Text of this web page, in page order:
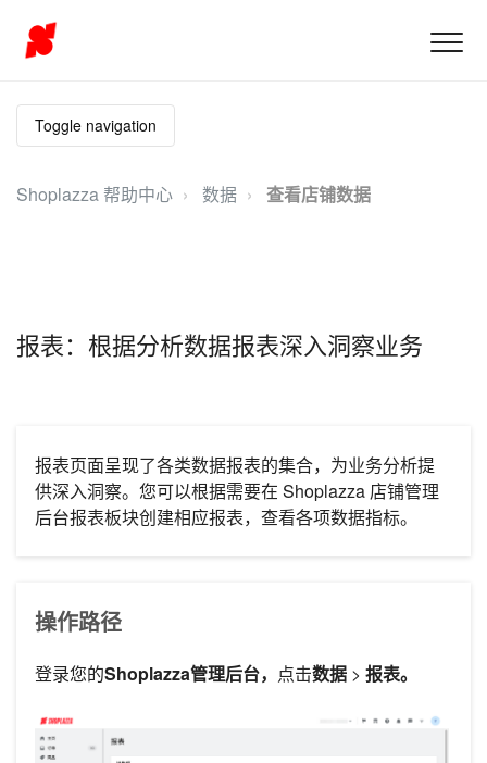
Toggle navigation
Shoplazza 帮助中心 数据 查看店铺数据
报表：根据分析数据报表深入洞察业务
报表页面呈现了各类数据报表的集合，为业务分析提
供深入洞察。您可以根据需要在 Shoplazza 店铺管理
后台报表板块创建相应报表，查看各项数据指标。
操作路径
登录您的Shoplazza管理后台， 点击数据 > 报表。